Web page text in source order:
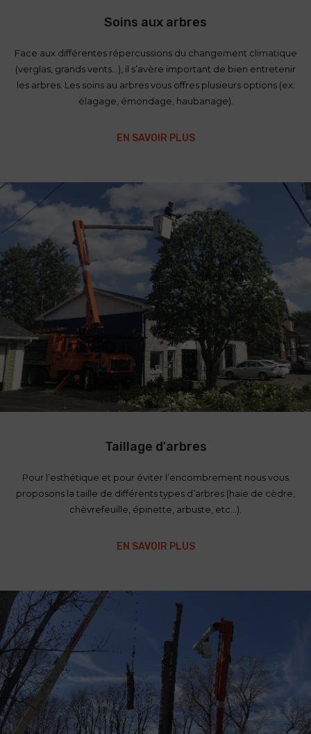
Soins aux arbres
Face aux différentes répercussions du changement climatique
(verglas, grands vents…), il s’avère important de bien entretenir
les arbres. Les soins au arbres vous offres plusieurs options (ex:
élagage, émondage, haubanage).
EN SAVOIR PLUS
Taillage d'arbres
Pour l’esthétique et pour éviter l’encombrement nous vous
proposons la taille de différents types d’arbres (haie de cèdre,
chèvrefeuille, épinette, arbuste, etc…).
EN SAVOIR PLUS